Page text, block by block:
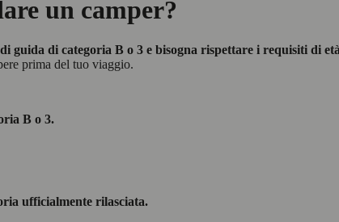
un camper?
di categoria B o 3 e bisogna rispettare i requisiti di
prima del tuo viaggio.
B o 3.
ufficialmente rilasciata.